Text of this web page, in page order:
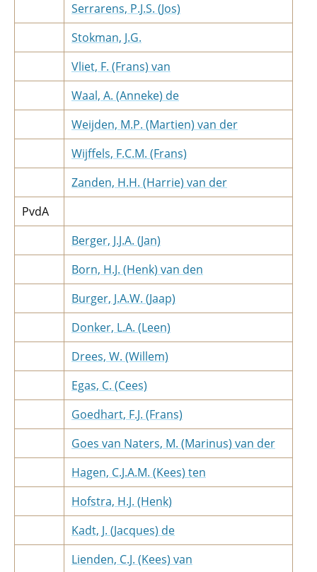
Serrarens, P.J.S. (Jos)
Stokman, J.G.
Vliet, F. (Frans) van
Waal, A. (Anneke) de
Weijden, M.P. (Martien) van der
Wijffels, F.C.M. (Frans)
Zanden, H.H. (Harrie) van der
PvdA
Berger, J.J.A. (Jan)
Born, H.J. (Henk) van den
Burger, J.A.W. (Jaap)
Donker, L.A. (Leen)
Drees, W. (Willem)
Egas, C. (Cees)
Goedhart, F.J. (Frans)
Goes van Naters, M. (Marinus) van der
Hagen, C.J.A.M. (Kees) ten
Hofstra, H.J. (Henk)
Kadt, J. (Jacques) de
Lienden, C.J. (Kees) van